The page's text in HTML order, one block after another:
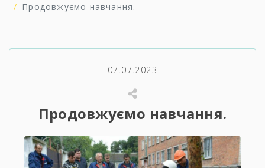
Продовжуємо навчання.
07.07.2023
Продовжуємо навчання.